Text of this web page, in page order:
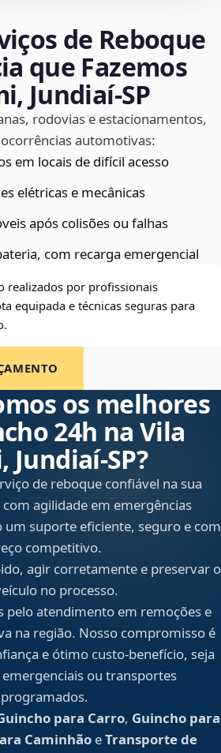
de Reboque
que Fazemos
Jundiaí‑SP
rodovias e estacionamentos,
automotivas:
em locais de difícil acesso
elétricas e mecânicas
após colisões ou falhas
com recarga emergencial
realizados por profissionais
equipada e técnicas seguras para
os melhores
24h na Vila
Jundiaí‑SP?
de reboque confiável na sua
agilidade em emergências
suporte eficiente, seguro e com
competitivo.
agir corretamente e preservar o
no processo.
pelo atendimento em remoções e
na região. Nosso compromisso é
e ótimo custo-benefício, seja
ou transportes
programados.
para Carro, Guincho para
CaminhãoeTransporte de